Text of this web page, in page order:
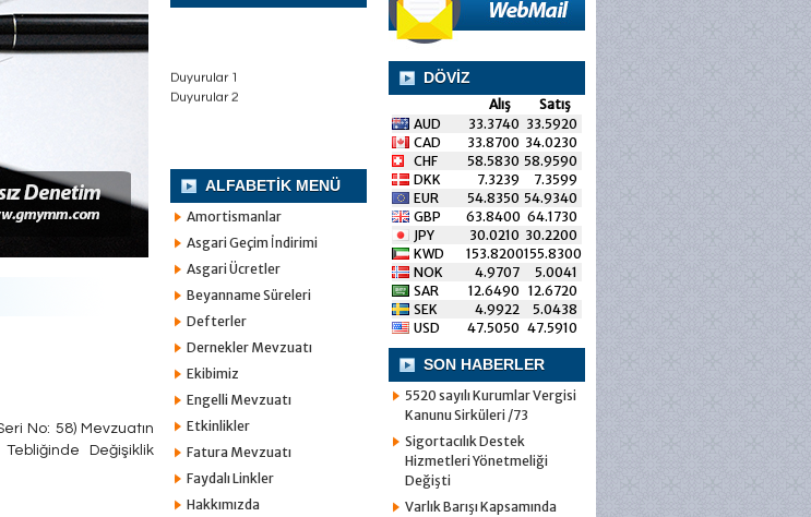
No: 58) Mevzuatın
Değişiklik
Duyurular 1
Duyurular 2
ALFABETİK MENÜ
Amortismanlar
Asgari Geçim İndirimi
Asgari Ücretler
Beyanname Süreleri
Defterler
Dernekler Mevzuatı
Ekibimiz
Engelli Mevzuatı
Etkinlikler
Fatura Mevzuatı
Faydalı Linkler
Hakkımızda
DÖVİZ
Satış
Alış
AUD
33.5920
33.3740
CAD
34.0230
33.8700
CHF
58.9590
58.5830
DKK
7.3599
7.3239
EUR
54.9340
54.8350
GBP
64.1730
63.8400
JPY
30.2200
30.0210
KWD
155.8300
153.8200
NOK
5.0041
4.9707
SAR
12.6720
12.6490
SEK
5.0438
4.9922
USD
47.5910
47.5050
SON HABERLER
5520 sayılı Kurumlar Vergisi
Kanunu Sirküleri /73
Sigortacılık Destek
Hizmetleri Yönetmeliği
Değişti
Varlık Barışı Kapsamında